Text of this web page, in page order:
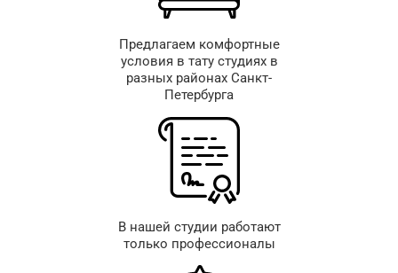
Предлагаем комфортные
условия в тату студиях в
разных районах Санкт-
Петербурга
В нашей студии работают
только профессионалы